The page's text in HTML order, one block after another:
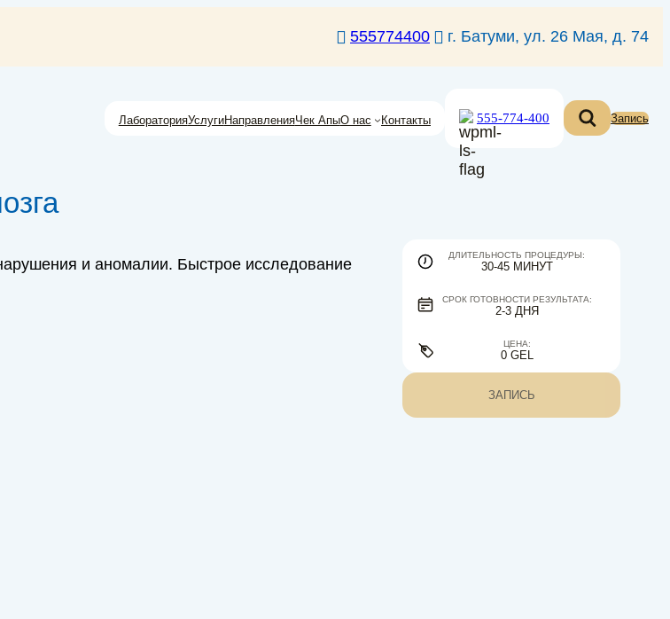
555774400 г. Батуми, ул. 26 Мая, д. 74
ЛабораторияУслугиНаправленияЧек АпыО нас Контакты 555-774-400 Запись
и аномалии. Быстрое исследование
ДЛИТЕЛЬНОСТЬ ПРОЦЕДУРЫ:
30-45 МИНУТ
СРОК ГОТОВНОСТИ РЕЗУЛЬТАТА:
2-3 ДНЯ
ЦЕНА:
0 GEL
ЗАПИСЬ